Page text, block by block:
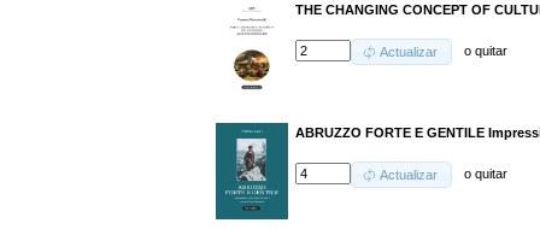
THE CHANGING CONCEPT OF
Actualizar oquitar
ABRUZZO FORTE E GENTILE
Actualizar oquitar